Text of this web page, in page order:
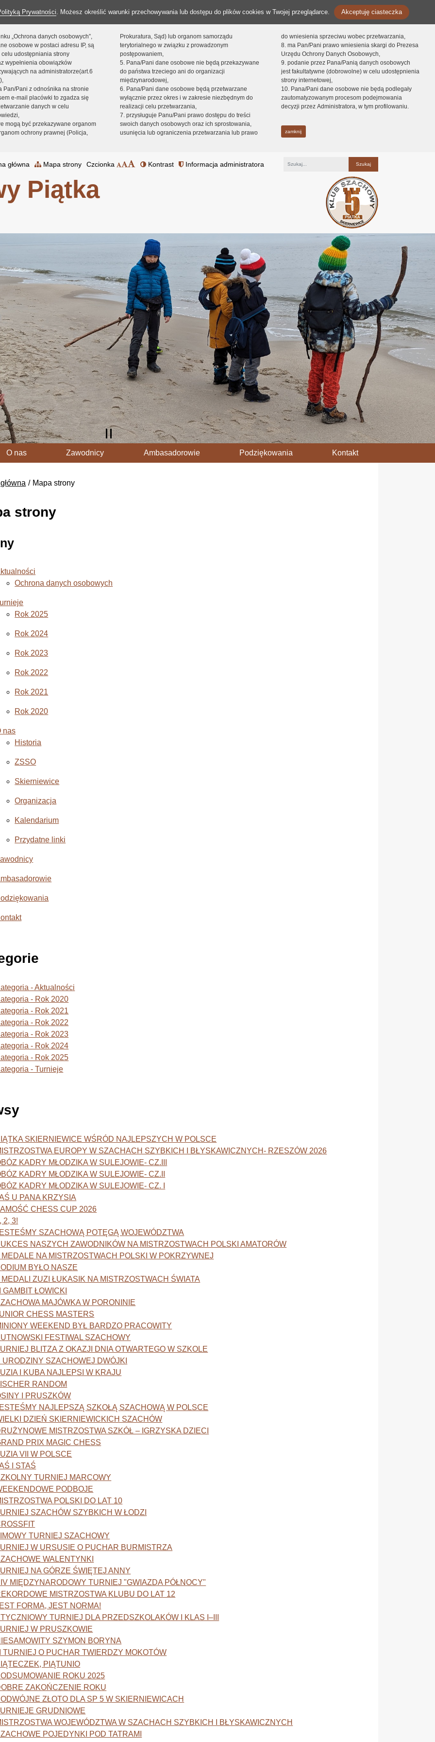
Prywatności. Możesz określić warunki przechowywania lub dostępu do plików cookies w Twojej przeglądarce. Akceptuję ciasteczka
„Ochrona danych osobowych”,
osobowe w postaci adresu IP, są
udostępniania strony
wypełnienia obowiązków
na administratorze(art.6
Pan/Pani z odnośnika na stronie
e-mail placówki to zgadza się
danych w celu
mogą być przekazywane organom
ochrony prawnej (Policja,
Prokuratura, Sąd) lub organom samorządu
terytorialnego w związku z prowadzonym
postępowaniem,
5. Pana/Pani dane osobowe nie będą przekazywane
do państwa trzeciego ani do organizacji
międzynarodowej,
6. Pana/Pani dane osobowe będą przetwarzane
wyłącznie przez okres i w zakresie niezbędnym do
realizacji celu przetwarzania,
7. przysługuje Panu/Pani prawo dostępu do treści
swoich danych osobowych oraz ich sprostowania,
usunięcia lub ograniczenia przetwarzania lub prawo
do wniesienia sprzeciwu wobec przetwarzania,
8. ma Pan/Pani prawo wniesienia skargi do Prezesa
Urzędu Ochrony Danych Osobowych,
9. podanie przez Pana/Panią danych osobowych
jest fakultatywne (dobrowolne) w celu udostępnienia
strony internetowej,
10. Pana/Pani dane osobowe nie będą podlegały
zautomatyzowanym procesom podejmowania
decyzji przez Administratora, w tym profilowaniu.
zamknij
główna Mapa strony Czcionka Kontrast Informacja administratora
Piątka
O nas Zawodnicy Ambasadorowie Podziękowania Kontakt
Mapa strony
strony
Ochrona danych osobowych
Rok 2025
Rok 2024
Rok 2023
Rok 2022
Rok 2021
Rok 2020
nas
Historia
ZSSO
Skierniewice
Organizacja
Kalendarium
Przydatne linki
- Aktualności
- Rok 2020
- Rok 2021
- Rok 2022
- Rok 2023
- Rok 2024
- Rok 2025
- Turnieje
SKIERNIEWICE WŚRÓD NAJLEPSZYCH W POLSCE
EUROPY W SZACHACH SZYBKICH I BŁYSKAWICZNYCH- RZESZÓW 2026
KADRY MŁODZIKA W SULEJOWIE- CZ.III
KADRY MŁODZIKA W SULEJOWIE- CZ.II
KADRY MŁODZIKA W SULEJOWIE- CZ. I
U PANA KRZYSIA
CHESS CUP 2026
2, 3!
SZACHOWĄ POTĘGĄ WOJEWÓDZTWA
NASZYCH ZAWODNIKÓW NA MISTRZOSTWACH POLSKI AMATORÓW
MEDALE NA MISTRZOSTWACH POLSKI W POKRZYWNEJ
BYŁO NASZE
MEDALI ZUZI ŁUKASIK NA MISTRZOSTWACH ŚWIATA
GAMBIT ŁOWICKI
MAJÓWKA W PORONINIE
CHESS MASTERS
WEEKEND BYŁ BARDZO PRACOWITY
FESTIWAL SZACHOWY
BLITZA Z OKAZJI DNIA OTWARTEGO W SZKOLE
URODZINY SZACHOWEJ DWÓJKI
I KUBA NAJLEPSI W KRAJU
RANDOM
I PRUSZKÓW
NAJLEPSZĄ SZKOŁĄ SZACHOWĄ W POLSCE
DZIEŃ SKIERNIEWICKICH SZACHÓW
MISTRZOSTWA SZKÓŁ – IGRZYSKA DZIECI
PRIX MAGIC CHESS
VII W POLSCE
I STAŚ
TURNIEJ MARCOWY
PODBOJE
POLSKI DO LAT 10
SZACHÓW SZYBKICH W ŁODZI
TURNIEJ SZACHOWY
W URSUSIE O PUCHAR BURMISTRZA
WALENTYNKI
NA GÓRZE ŚWIĘTEJ ANNY
MIĘDZYNARODOWY TURNIEJ "GWIAZDA PÓŁNOCY"
MISTRZOSTWA KLUBU DO LAT 12
FORMA, JEST NORMA!
TURNIEJ DLA PRZEDSZKOLAKÓW I KLAS I–III
W PRUSZKOWIE
SZYMON BORYNA
TURNIEJ O PUCHAR TWIERDZY MOKOTÓW
PIĄTUNIO
ROKU 2025
ZAKOŃCZENIE ROKU
ZŁOTO DLA SP 5 W SKIERNIEWICACH
GRUDNIOWE
WOJEWÓDZTWA W SZACHACH SZYBKICH I BŁYSKAWICZNYCH
POJEDYNKI POD TATRAMI